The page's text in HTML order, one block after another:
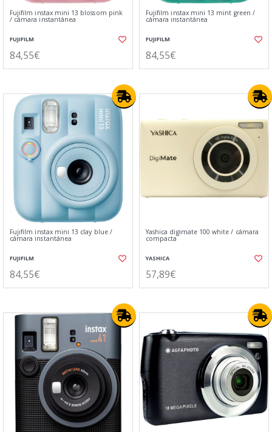
Fujifilm instax mini 13 blossom pink
/ cámara instantánea
FUJIFILM
84,55€
Fujifilm instax mini 13 mint green /
cámara instantánea
FUJIFILM
84,55€
Fujifilm instax mini 13 clay blue /
cámara instantánea
FUJIFILM
84,55€
Yashica digimate 100 white / cámara
compacta
YASHICA
57,89€